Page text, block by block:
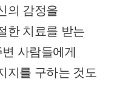
의 감정을
한 치료를 받는
사람들에게
지를 구하는 것도